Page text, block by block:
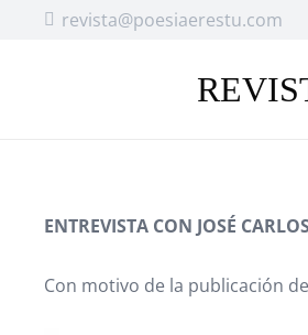
revista@poesiaerestu.com
ENTREVISTA CON JOSÉ
Con motivo de la publicación